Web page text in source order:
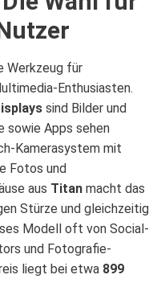
Werkzeug für
Enthusiasten.
sind Bilder und
sowie Apps sehen
Kamerasystem mit
Fotos und
aus Titan macht das
Stürze und gleichzeitig
Modell oft von Social-
und Fotografie-
liegt bei etwa 899